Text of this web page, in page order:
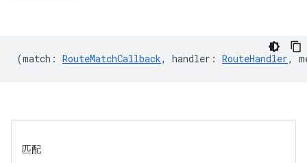
(match : RouteMatchCallback, handler : RouteHandler,
匹配